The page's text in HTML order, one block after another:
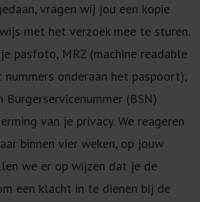
vragen wij jou een kopie
met het verzoek mee te sturen.
pasfoto, MRZ (machine readable
nummers onderaan het paspoort),
Burgerservicenummer (BSN)
van je privacy. We reageren
binnen vier weken, op jouw
we er op wijzen dat je de
een klacht in te dienen bij de